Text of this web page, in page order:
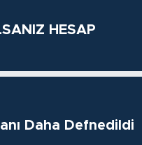
HESAP
Daha Defnedildi